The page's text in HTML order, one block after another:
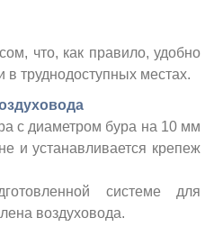
что, как правило, удобно
в труднодоступных местах.
с диаметром бура на 10 мм
и устанавливается крепеж
системе для
воздуховода.